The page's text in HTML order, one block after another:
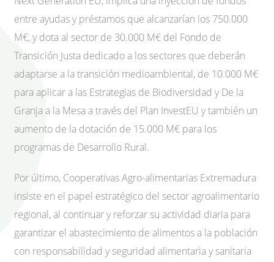
entre ayudas y préstamos que alcanzarían los 750.000
M€, y dota al sector de 30.000 M€ del Fondo de
Transición Justa dedicado a los sectores que deberán
adaptarse a la transición medioambiental, de 10.000 M€
para aplicar a las Estrategias de Biodiversidad y De la
Granja a la Mesa a través del Plan InvestEU y también un
aumento de la dotación de 15.000 M€ para los
programas de Desarrollo Rural.
Por último, Cooperativas Agro-alimentarias Extremadura
insiste en el papel estratégico del sector agroalimentario
regional, al continuar y reforzar su actividad diaria para
garantizar el abastecimiento de alimentos a la población
con responsabilidad y seguridad alimentaria y sanitaria